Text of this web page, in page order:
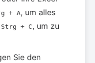
+ A, um alles
Strg + C, um zu
Sie den